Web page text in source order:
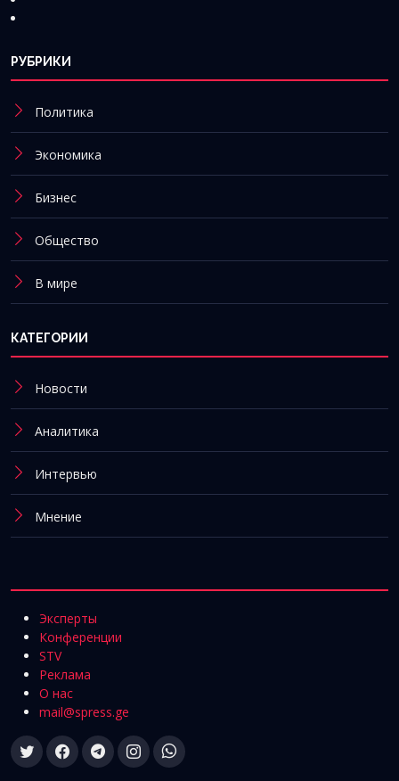
РУБРИКИ
Политика
Экономика
Бизнес
Общество
В мире
КАТЕГОРИИ
Новости
Аналитика
Интервью
Мнение
Эксперты
Конференции
STV
Реклама
О нас
mail@spress.ge